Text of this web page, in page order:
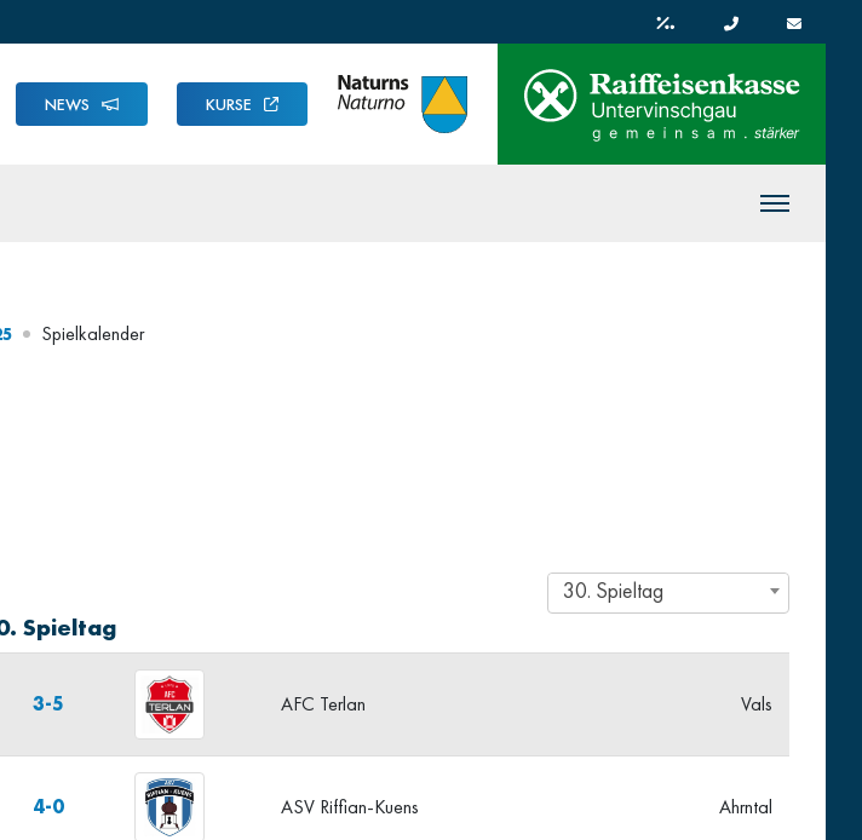
NEWS KURSE
Spielkalender
30. Spieltag
Spieltag
3-5 AFC Terlan Vals
4-0 ASV Riffian-Kuens Ahrntal